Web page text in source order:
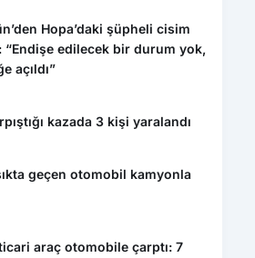
Hopa’daki şüpheli cisim
“Endişe edilecek bir durum yok,
açıldı”
kazada 3 kişi yaralandı
geçen otomobil kamyonla
araç otomobile çarptı: 7